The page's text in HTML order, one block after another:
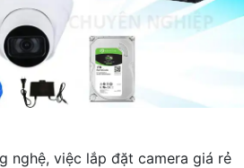
nghệ, việc lắp đặt camera giá rẻ